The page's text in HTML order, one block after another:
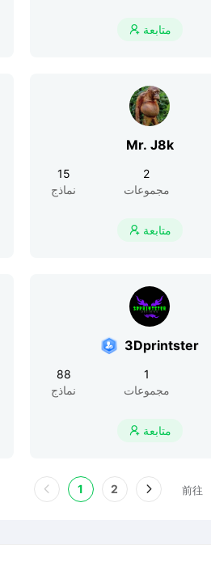
 متابعة
Mr. J8k
15
نماذج
2
مجموعات
 متابعة
3Dprintster
88
نماذج
1
مجموعات
 متابعة
1 2 前往